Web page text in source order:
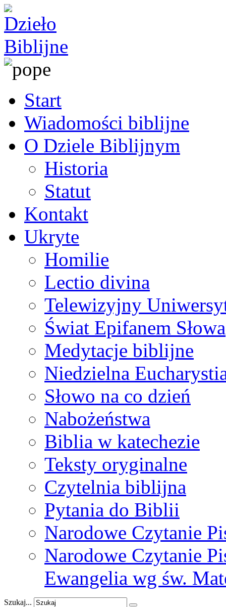
Start
Wiadomości biblijne
O Dziele Biblijnym
Historia
Statut
Kontakt
Ukryte
Homilie
Lectio divina
Telewizyjny
Świat Epifanem Słowa
Medytacje biblijne
Niedzielna
Słowo na co dzień
Nabożeństwa
Biblia w katechezie
Teksty oryginalne
Czytelnia biblijna
Pytania do Biblii
Narodowe Czytanie
Narodowe Czytanie
Ewangelia wg św.
Szukaj...